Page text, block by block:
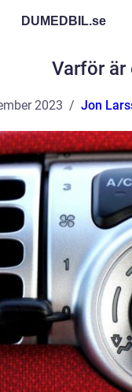
DUMEDBIL.se
Varför
2023 Jon